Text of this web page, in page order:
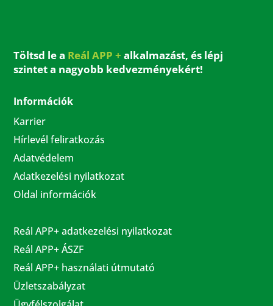
Töltsd le a Reál APP + alkalmazást, és lépj
szintet a nagyobb kedvezményekért!
Információk
Karrier
Hírlevél feliratkozás
Adatvédelem
Adatkezelési nyilatkozat
Oldal információk
Reál APP+ adatkezelési nyilatkozat
Reál APP+ ÁSZF
Reál APP+ használati útmutató
Üzletszabályzat